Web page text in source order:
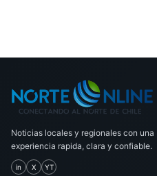
Noticias locales y regionales con una
experiencia rapida, clara y confiable.
in X YT